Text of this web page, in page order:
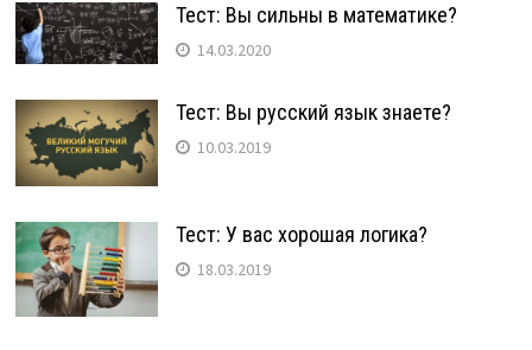
Тест: Вы сильны в математике?
14.03.2020
Тест: Вы русский язык знаете?
10.03.2019
Тест: У вас хорошая логика?
18.03.2019